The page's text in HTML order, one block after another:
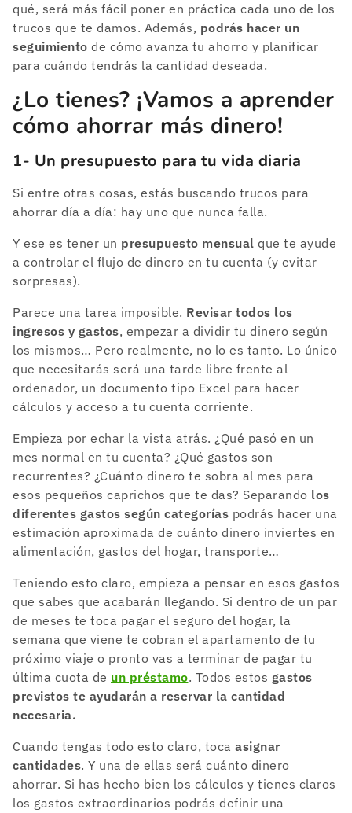
qué, será más fácil poner en práctica cada uno de los
trucos que te damos. Además, podrás hacer un
seguimiento de cómo avanza tu ahorro y planificar
para cuándo tendrás la cantidad deseada.
¿Lo tienes? ¡Vamos a aprender
cómo ahorrar más dinero!
1- Un presupuesto para tu vida diaria
Si entre otras cosas, estás buscando trucos para
ahorrar día a día: hay uno que nunca falla.
Y ese es tener un presupuesto mensual que te ayude
a controlar el flujo de dinero en tu cuenta (y evitar
sorpresas).
Parece una tarea imposible. Revisar todos los
ingresos y gastos, empezar a dividir tu dinero según
los mismos… Pero realmente, no lo es tanto. Lo único
que necesitarás será una tarde libre frente al
ordenador, un documento tipo Excel para hacer
cálculos y acceso a tu cuenta corriente.
Empieza por echar la vista atrás. ¿Qué pasó en un
mes normal en tu cuenta? ¿Qué gastos son
recurrentes? ¿Cuánto dinero te sobra al mes para
esos pequeños caprichos que te das? Separando los
diferentes gastos según categorías podrás hacer una
estimación aproximada de cuánto dinero inviertes en
alimentación, gastos del hogar, transporte…
Teniendo esto claro, empieza a pensar en esos gastos
que sabes que acabarán llegando. Si dentro de un par
de meses te toca pagar el seguro del hogar, la
semana que viene te cobran el apartamento de tu
próximo viaje o pronto vas a terminar de pagar tu
última cuota de un préstamo. Todos estos gastos
previstos te ayudarán a reservar la cantidad
necesaria.
Cuando tengas todo esto claro, toca asignar
cantidades. Y una de ellas será cuánto dinero
ahorrar. Si has hecho bien los cálculos y tienes claros
los gastos extraordinarios podrás definir una